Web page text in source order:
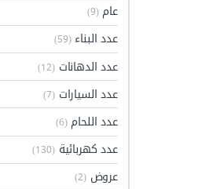
عام(9)
عدد البناء(59)
عدد الدهانات(12)
عدد السيارات(7)
عدد اللحام(6)
عدد كهربائية(130)
عروض(2)